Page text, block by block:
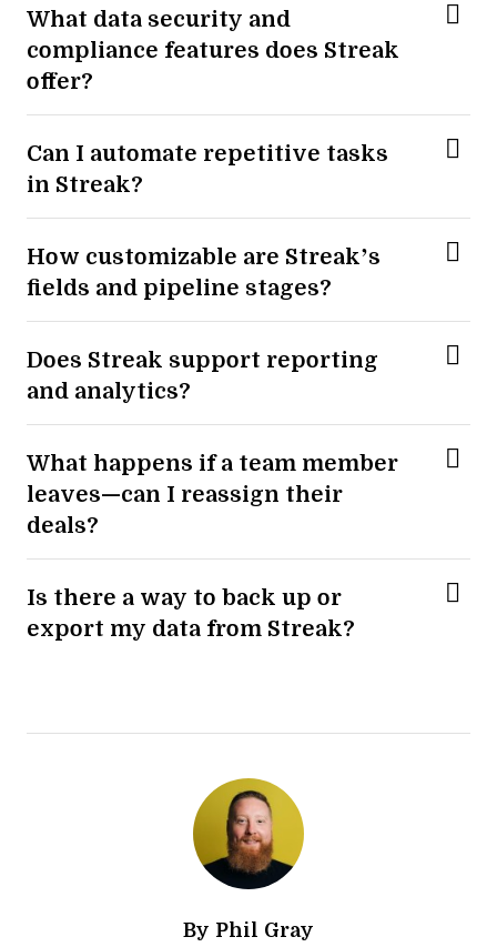
What data security and
compliance features does Streak
offer?
Can I automate repetitive tasks
in Streak?
How customizable are Streak’s
fields and pipeline stages?
Does Streak support reporting
and analytics?
What happens if a team member
leaves—can I reassign their
deals?
Is there a way to back up or
export my data from Streak?
By Phil Gray